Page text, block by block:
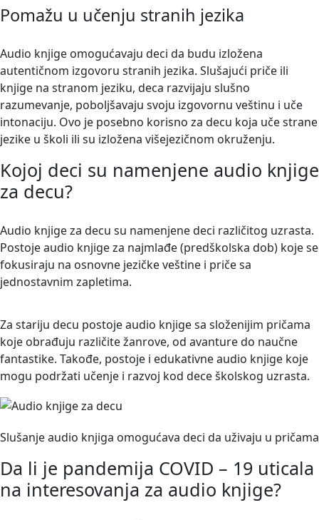
Pomažu u učenju stranih jezika
Audio knjige omogućavaju deci da budu izložena
autentičnom izgovoru stranih jezika. Slušajući priče ili
knjige na stranom jeziku, deca razvijaju slušno
razumevanje, poboljšavaju svoju izgovornu veštinu i uče
intonaciju. Ovo je posebno korisno za decu koja uče strane
jezike u školi ili su izložena višejezičnom okruženju.
Kojoj deci su namenjene audio knjige
za decu?
Audio knjige za decu su namenjene deci različitog uzrasta.
Postoje audio knjige za najmlađe (predškolska dob) koje se
fokusiraju na osnovne jezičke veštine i priče sa
jednostavnim zapletima.
Za stariju decu postoje audio knjige sa složenijim pričama
koje obrađuju različite žanrove, od avanture do naučne
fantastike. Takođe, postoje i edukativne audio knjige koje
mogu podržati učenje i razvoj kod dece školskog uzrasta.
Slušanje audio knjiga omogućava deci da uživaju u
Da li je pandemija COVID – 19 uticala
na interesovanja za audio knjige?